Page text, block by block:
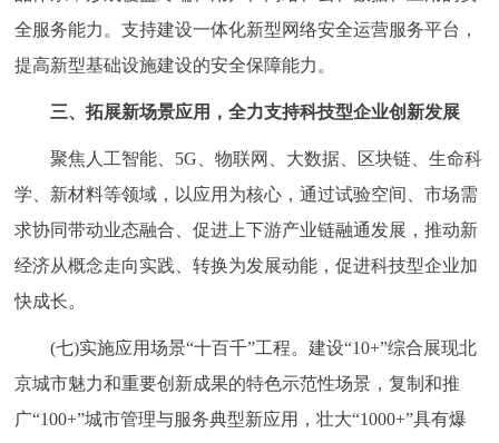
全服务能力。支持建设一体化新型网络安全运营服务平台，
提高新型基础设施建设的安全保障能力。
三、拓展新场景应用，全力支持科技型企业创新发展
聚焦人工智能、5G、物联网、大数据、区块链、生命科
学、新材料等领域，以应用为核心，通过试验空间、市场需
求协同带动业态融合、促进上下游产业链融通发展，推动新
经济从概念走向实践、转换为发展动能，促进科技型企业加
快成长。
(七)实施应用场景“十百千”工程。建设“10+”综合展现北
京城市魅力和重要创新成果的特色示范性场景，复制和推
广“100+”城市管理与服务典型新应用，壮大“1000+”具有爆